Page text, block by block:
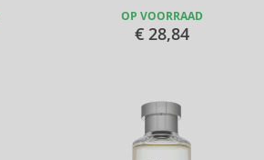
OP VOORRAAD
€ 28,84